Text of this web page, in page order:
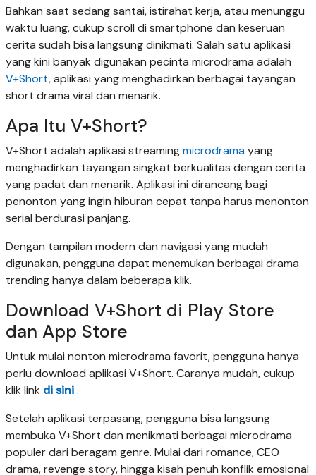
Bahkan saat sedang santai, istirahat kerja, atau menunggu
waktu luang, cukup scroll di smartphone dan keseruan
cerita sudah bisa langsung dinikmati. Salah satu aplikasi
yang kini banyak digunakan pecinta microdrama adalah
V+Short,aplikasi yang menghadirkan berbagai tayangan
short drama viral dan menarik.
Apa Itu V+Short?
V+Short adalah aplikasi streamingmicrodramayang
menghadirkan tayangan singkat berkualitas dengan cerita
yang padat dan menarik. Aplikasi ini dirancang bagi
penonton yang ingin hiburan cepat tanpa harus menonton
serial berdurasi panjang.
Dengan tampilan modern dan navigasi yang mudah
digunakan, pengguna dapat menemukan berbagai drama
trending hanya dalam beberapa klik.
Download V+Short di Play Store
dan App Store
Untuk mulai nonton microdrama favorit, pengguna hanya
perlu download aplikasi V+Short. Caranya mudah, cukup
klik link di sini.
Setelah aplikasi terpasang, pengguna bisa langsung
membuka V+Short dan menikmati berbagai microdrama
populer dari beragam genre. Mulai dari romance, CEO
drama, revenge story, hingga kisah penuh konflik emosional